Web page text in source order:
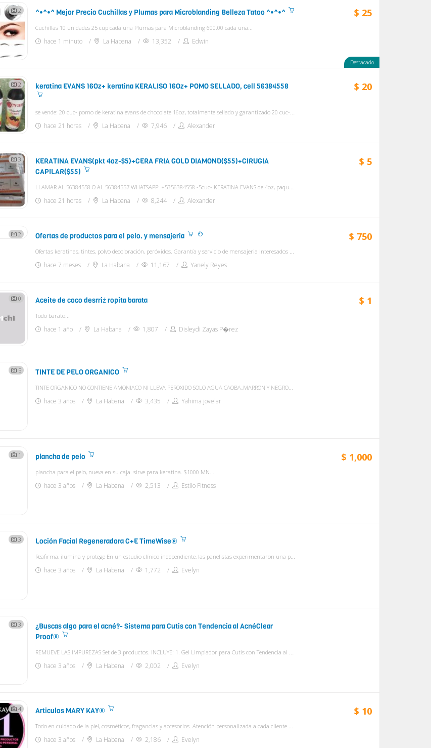
Destacado
2 ^•^•^ Mejor Precio Cuchillas y Plumas para Microblanding Belleza Tatoo ^•^•^
Cuchillas 10 unidades 25 cup cada una Plumas para Microblanding 600.00 cada una...
hace 1 minuto La Habana 13,352 Edwin
$ 25
2 keratina EVANS 16Oz+ keratina KERALISO 16Oz+ POMO SELLADO, cell 56384558
se vende: 20 cuc- pomo de keratina evans de chocolate 16oz, totalmente sellado y garantizado 20 cuc- pomo de keratina evans de aguacate 16oz, totalmente sel...
hace 21 horas La Habana 7,946 Alexander
$ 20
3
KERATINA EVANS(pkt 4oz-$5)+CERA FRIA GOLD DIAMOND($55)+CIRUGIA
CAPILAR($55)
LLAMAR AL 56384558 O AL 56384557 WHATSAPP: +5356384558 -5cuc- KERATINA EVANS de 4oz, paquete sellado -55cuc- CERA FRIA GOLD DIAMOND, POMO DE 32OZ, SELLAD...
hace 21 horas La Habana 8,244 Alexander
$ 5
2 Ofertas de productos para el pelo. y mensajeria
Ofertas keratinas, tintes, polvo decoloración, peróxidos. Garantía y servicio de mensajeria Interesados al 53023158...
hace 7 meses La Habana 11,167 Yanely Reyes
$ 750
0 Aceite de coco desrriź ropita barata
Todo barato...
hace 1 año La Habana 1,807 Disleydi Zayas P�rez
$ 1
5 TINTE DE PELO ORGANICO
TINTE ORGANICO NO CONTIENE AMONIACO NI LLEVA PEROXIDO SOLO AGUA CAOBA,,MARRON Y NEGRO...
hace 3 años La Habana 3,435 Yahima jovelar
1 plancha de pelo
plancha para el pelo, nueva en su caja. sirve para keratina. $1000 MN...
hace 3 años La Habana 2,513 Estilo Fitness
$ 1,000
3 Loción Facial Regeneradora C+E TimeWise®
Reafirma, ilumina y protege En un estudio clínico independiente, las panelistas experimentaron una piel más elástica y radiante en solo cuatro semanas†. Y hast...
hace 3 años La Habana 1,772 Evelyn
3
¿Buscas algo para el acné?- Sistema para Cutis con Tendencia al AcnéClear
Proof®
REMUEVE LAS IMPUREZAS Set de 3 productos. INCLUYE: 1. Gel Limpiador para Cutis con Tendencia al Acné Clear Proof®, $16 127g Ayuda a eliminar suciedad, grasa f...
hace 3 años La Habana 2,002 Evelyn
4 Articulos MARY KAY®
Todo en cuidado de la piel, cosméticos, fragancias y accesorios. Atención personalizada a cada cliente Si quieres mimar tu cutis estás en el sitio adecuado, po...
hace 3 años La Habana 2,186 Evelyn
$ 10